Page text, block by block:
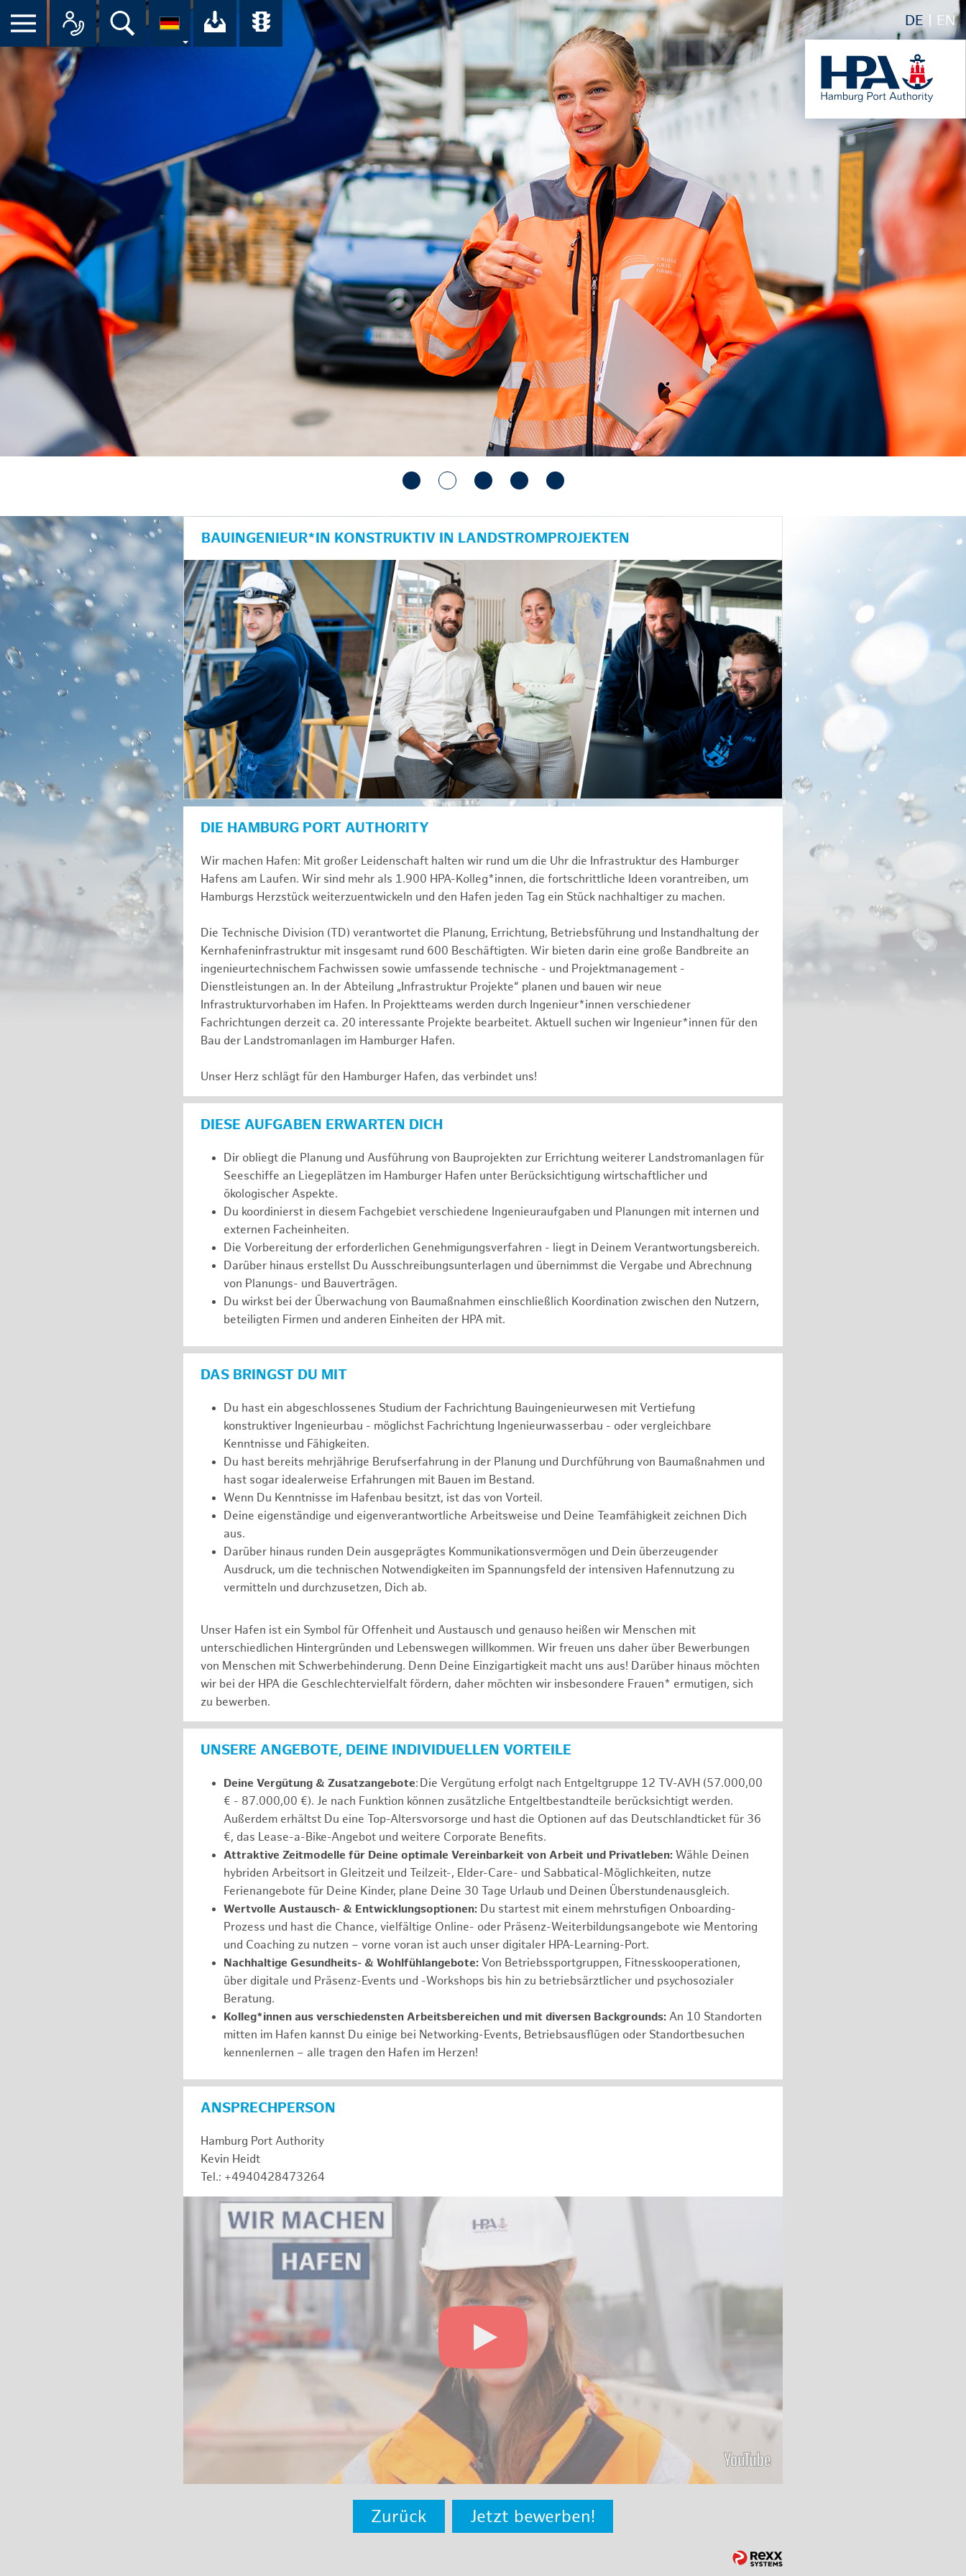
DE EN
Suche Ihr Download-Center der HPA
Übersicht aller Verkehrsmeldungen im Hafen am
BAUINGENIEUR*IN KONSTRUKTIV IN LANDSTROMPROJEKTEN
DIE HAMBURG PORT AUTHORITY
Wir machen Hafen: Mit großer Leidenschaft halten wir rund um die Uhr die Infrastruktur des Hamburger
Hafens am Laufen. Wir sind mehr als 1.900 HPA-Kolleg*innen, die fortschrittliche Ideen vorantreiben, um
Hamburgs Herzstück weiterzuentwickeln und den Hafen jeden Tag ein Stück nachhaltiger zu machen.
Die Technische Division (TD) verantwortet die Planung, Errichtung, Betriebsführung und Instandhaltung der
Kernhafeninfrastruktur mit insgesamt rund 600 Beschäftigten. Wir bieten darin eine große Bandbreite an
ingenieurtechnischem Fachwissen sowie umfassende technische - und Projektmanagement -
Dienstleistungen an. In der Abteilung „Infrastruktur Projekte“ planen und bauen wir neue
Infrastrukturvorhaben im Hafen. In Projektteams werden durch Ingenieur*innen verschiedener
Fachrichtungen derzeit ca. 20 interessante Projekte bearbeitet. Aktuell suchen wir Ingenieur*innen für den
Bau der Landstromanlagen im Hamburger Hafen.
Unser Herz schlägt für den Hamburger Hafen, das verbindet uns!
DIESE AUFGABEN ERWARTEN DICH
Dir obliegt die Planung und Ausführung von Bauprojekten zur Errichtung weiterer Landstromanlagen für
Seeschiffe an Liegeplätzen im Hamburger Hafen unter Berücksichtigung wirtschaftlicher und
ökologischer Aspekte.
Du koordinierst in diesem Fachgebiet verschiedene Ingenieuraufgaben und Planungen mit internen und
externen Facheinheiten.
Die Vorbereitung der erforderlichen Genehmigungsverfahren - liegt in Deinem Verantwortungsbereich.
Darüber hinaus erstellst Du Ausschreibungsunterlagen und übernimmst die Vergabe und Abrechnung
von Planungs- und Bauverträgen.
Du wirkst bei der Überwachung von Baumaßnahmen einschließlich Koordination zwischen den Nutzern,
beteiligten Firmen und anderen Einheiten der HPA mit.
DAS BRINGST DU MIT
Du hast ein abgeschlossenes Studium der Fachrichtung Bauingenieurwesen mit Vertiefung
konstruktiver Ingenieurbau - möglichst Fachrichtung Ingenieurwasserbau - oder vergleichbare
Kenntnisse und Fähigkeiten.
Du hast bereits mehrjährige Berufserfahrung in der Planung und Durchführung von Baumaßnahmen und
hast sogar idealerweise Erfahrungen mit Bauen im Bestand.
Wenn Du Kenntnisse im Hafenbau besitzt, ist das von Vorteil.
Deine eigenständige und eigenverantwortliche Arbeitsweise und Deine Teamfähigkeit zeichnen Dich
aus.
Darüber hinaus runden Dein ausgeprägtes Kommunikationsvermögen und Dein überzeugender
Ausdruck, um die technischen Notwendigkeiten im Spannungsfeld der intensiven Hafennutzung zu
vermitteln und durchzusetzen, Dich ab.
Unser Hafen ist ein Symbol für Offenheit und Austausch und genauso heißen wir Menschen mit
unterschiedlichen Hintergründen und Lebenswegen willkommen. Wir freuen uns daher über Bewerbungen
von Menschen mit Schwerbehinderung. Denn Deine Einzigartigkeit macht uns aus! Darüber hinaus möchten
wir bei der HPA die Geschlechtervielfalt fördern, daher möchten wir insbesondere Frauen* ermutigen, sich
zu bewerben.
UNSERE ANGEBOTE, DEINE INDIVIDUELLEN VORTEILE
Deine Vergütung & Zusatzangebote: Die Vergütung erfolgt nach Entgeltgruppe 12 TV-AVH (57.000,00
€ - 87.000,00 €). Je nach Funktion können zusätzliche Entgeltbestandteile berücksichtigt werden.
Außerdem erhältst Du eine Top-Altersvorsorge und hast die Optionen auf das Deutschlandticket für 36
€, das Lease-a-Bike-Angebot und weitere Corporate Benefits.
Attraktive Zeitmodelle für Deine optimale Vereinbarkeit von Arbeit und Privatleben: Wähle Deinen
hybriden Arbeitsort in Gleitzeit und Teilzeit-, Elder-Care- und Sabbatical-Möglichkeiten, nutze
Ferienangebote für Deine Kinder, plane Deine 30 Tage Urlaub und Deinen Überstundenausgleich.
Wertvolle Austausch- & Entwicklungsoptionen: Du startest mit einem mehrstufigen Onboarding-
Prozess und hast die Chance, vielfältige Online- oder Präsenz-Weiterbildungsangebote wie Mentoring
und Coaching zu nutzen – vorne voran ist auch unser digitaler HPA-Learning-Port.
Nachhaltige Gesundheits- & Wohlfühlangebote: Von Betriebssportgruppen, Fitnesskooperationen,
über digitale und Präsenz-Events und -Workshops bis hin zu betriebsärztlicher und psychosozialer
Beratung.
Kolleg*innen aus verschiedensten Arbeitsbereichen und mit diversen Backgrounds: An 10 Standorten
mitten im Hafen kannst Du einige bei Networking-Events, Betriebsausflügen oder Standortbesuchen
kennenlernen – alle tragen den Hafen im Herzen!
ANSPRECHPERSON
Hamburg Port Authority
Kevin Heidt
Tel.: +4940428473264
Zurück Jetzt bewerben!